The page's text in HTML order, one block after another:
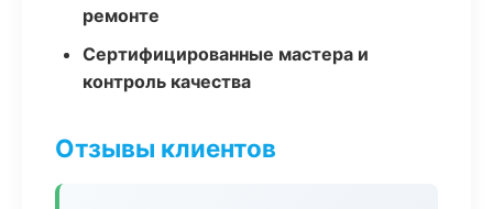
ремонте
Сертифицированные мастера и
контроль качества
Отзывы клиентов